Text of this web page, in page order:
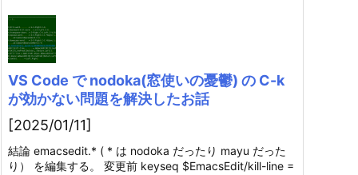
VS Code で nodoka(窓使いの憂鬱) の C-k
が効かない問題を解決したお話
[2025/01/11]
結論 emacsedit.* ( * は nodoka だったり mayu だった
り） を編集する。 変更前 keyseq $EmacsEdit/kill-line =